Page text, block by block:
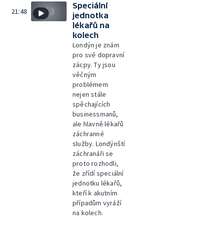
21:48
Speciální
jednotka
lékařů na
kolech
Londýn je znám
pro své dopravní
zácpy. Ty jsou
věčným
problémem
nejen stále
spěchajících
businessmanů,
ale hlavně lékařů
záchranné
služby. Londýnští
záchranáři se
proto rozhodli,
že zřídí speciální
jednotku lékařů,
kteří k akutním
případům vyráží
na kolech.